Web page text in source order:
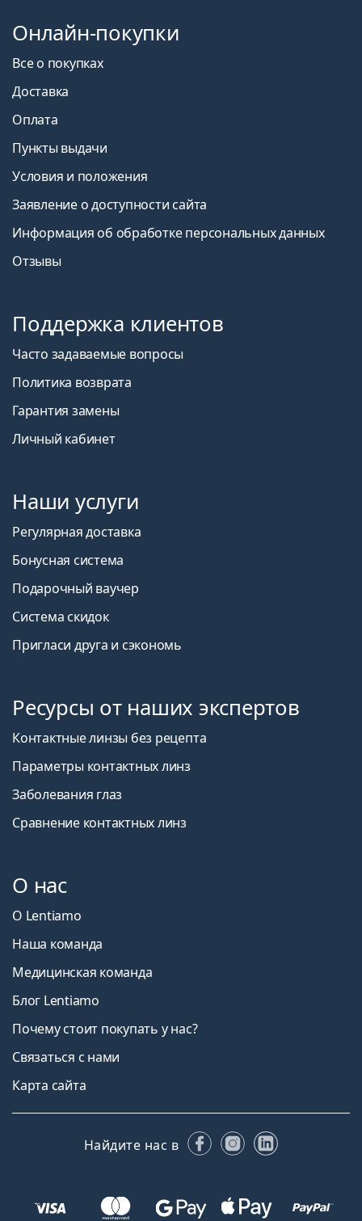
Онлайн-покупки
Все о покупках
Доставка
Оплата
Пункты выдачи
Условия и положения
Заявление о доступности сайта
Информация об обработке персональных данных
Отзывы
Поддержка клиентов
Часто задаваемые вопросы
Политика возврата
Гарантия замены
Личный кабинет
Наши услуги
Регулярная доставка
Бонусная система
Подарочный ваучер
Система скидок
Пригласи друга и сэкономь
Ресурсы от наших экспертов
Контактные линзы без рецепта
Параметры контактных линз
Заболевания глаз
Сравнение контактных линз
О нас
О Lentiamo
Наша команда
Медицинская команда
Блог Lentiamo
Почему стоит покупать у нас?
Связаться с нами
Карта сайта
Найдите нас в FacebookInstagram
LinkedIn